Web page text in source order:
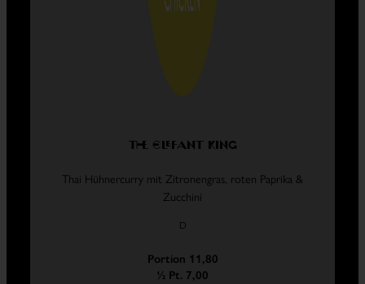
The Elefant King
Thai Hühnercurry mit Zitronengras, roten Paprika &
Zucchini
D
Portion 11,80
½ Pt. 7,00